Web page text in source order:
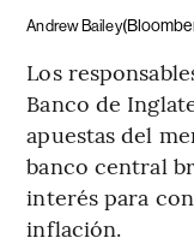
Andrew Bailey
Los
Banco de
apuestas del
banco central
interés para
inflación.